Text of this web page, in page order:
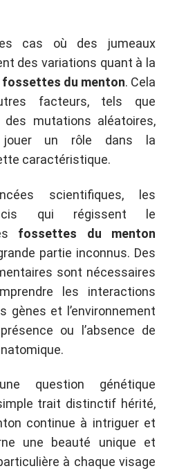
cas où des jumeaux
des variations quant à la
fossettes du menton. Cela
facteurs, tels que
des mutations aléatoires,
jouer un rôle dans la
caractéristique.
scientifiques, les
qui régissent le
fossettes du menton
partie inconnus. Des
sont nécessaires
les interactions
gènes et l’environnement
ou l’absence de
question génétique
trait distinctif hérité,
continue à intriguer et
une beauté unique et
à chaque visage